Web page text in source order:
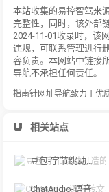
本站收集的易控智驾来
完整性，同时，该外部
2024-11-01收录时，该
违规，可联系管理进行
容负责。本网站中链接
导航不承担任何责任。
指南针网址导航致力于优
相关站点
豆包-字节跳动打造的多功能AI对话工具
ChatAudio-语音转文字 + 总结 + 对话